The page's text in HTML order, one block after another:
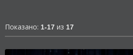
Показано: 1-17 из 17